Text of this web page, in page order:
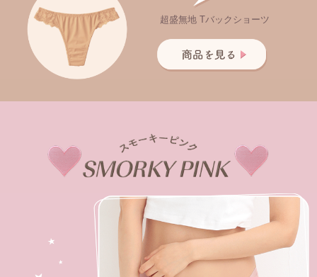
超盛無地 Tバックショーツ